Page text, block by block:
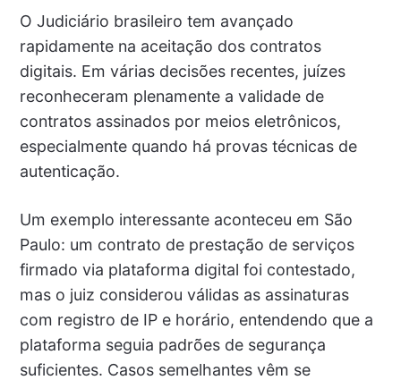
O Judiciário brasileiro tem avançado
rapidamente na aceitação dos contratos
digitais. Em várias decisões recentes, juízes
reconheceram plenamente a validade de
contratos assinados por meios eletrônicos,
especialmente quando há provas técnicas de
autenticação.
Um exemplo interessante aconteceu em São
Paulo: um contrato de prestação de serviços
firmado via plataforma digital foi contestado,
mas o juiz considerou válidas as assinaturas
com registro de IP e horário, entendendo que a
plataforma seguia padrões de segurança
suficientes. Casos semelhantes vêm se